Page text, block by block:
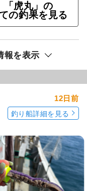
「虎丸」の
の釣果を見る
報を表示
12日前
釣り船詳細を見る